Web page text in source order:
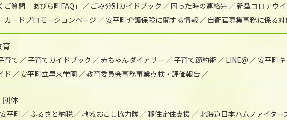
ご質問「あびら町FAQ」
ごみ分別ガイドブック 困った時の連絡先
新型コロナウ
カードプロモーションページ
安平町介護保険に関する情報 自衛官募集事務に係る
育て 子育てガイドブック 赤ちゃんダイアリー 子育て節約術 LINE@ 安平町
ド
安平町立早来学園 教育委員会事務事業点検・評価報告
体
平町 ふるさと納税 地域おこし協力隊 移住定住支援 北海道日本ハムファイタ